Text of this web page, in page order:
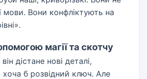
мови. Вони конфліктують на
магії та скотчу
дістане нові деталі,
б розвідний ключ. Але